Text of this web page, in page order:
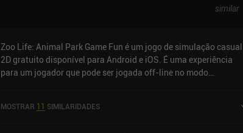
similar
Zoo Life: Animal Park Game Fun é um jogo de simulação casual
2D gratuito disponível para Android e iOS. É uma experiência
para um jogador que pode ser jogada off-line no modo
Google Play e 4,7 de 5,0 na iOS App Store.
MOSTRAR 11 SIMILARIDADES